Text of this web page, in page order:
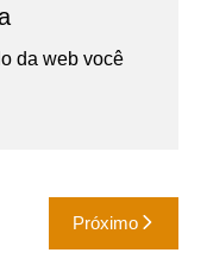
da web você
Próximo